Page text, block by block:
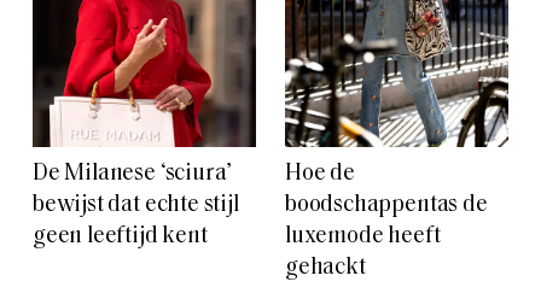
De Milanese ‘sciura’
bewijst dat echte stijl
geen leeftijd kent
Hoe de
boodschappentas de
luxemode heeft
gehackt